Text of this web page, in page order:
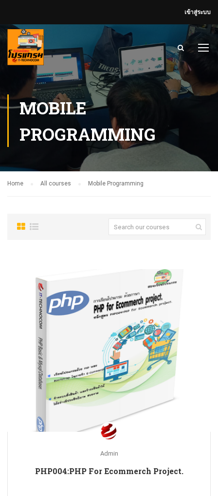
เข้าสู่ระบบ
MOBILE
PROGRAMMING
Home All courses Mobile Programming
Admin
PHP004:PHP For Ecommerch Project.